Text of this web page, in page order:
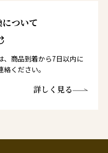
ついて
、商品到着から7日以内に
ください。
詳しく見る